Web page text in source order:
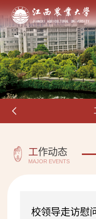
工作动态
MAJOR EVENTS
校领导走访慰